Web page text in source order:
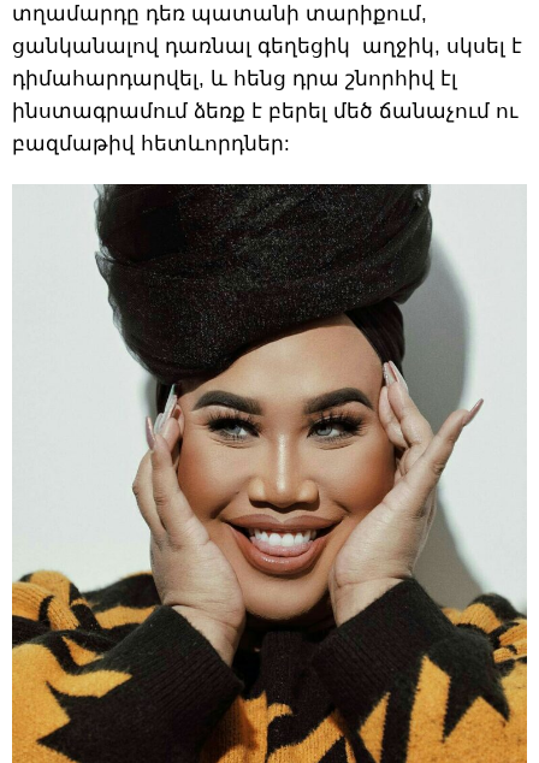
տղամարդը դեռ պատանի տարիքում,
ցանկանալով դառնալ գեղեցիկ աղջիկ, սկսել է
դիմահարդարվել, և հենց դրա շնորհիվ էլ
ինստագրամում ձեռք է բերել մեծ ճանաչում ու
բազմաթիվ հետևորդներ: